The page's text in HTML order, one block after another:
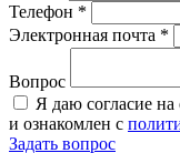
Телефон *
Электронная почта *
Вопрос
Я даю согласие
и ознакомлен с
Задать вопрос